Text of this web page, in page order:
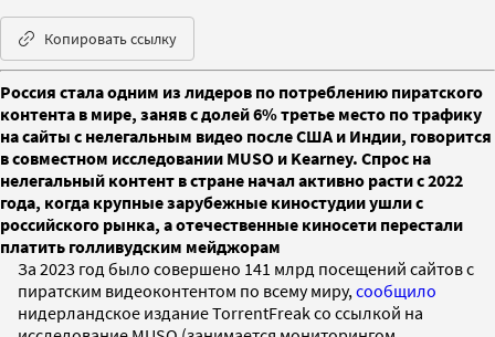
Копировать ссылку
Россия стала одним из лидеров по потреблению пиратского
контента в мире, заняв с долей 6% третье место по трафику
на сайты с нелегальным видео после США и Индии, говорится
в совместном исследовании MUSO и Kearney. Спрос на
нелегальный контент в стране начал активно расти с 2022
года, когда крупные зарубежные киностудии ушли с
российского рынка, а отечественные киносети перестали
платить голливудским мейджорам
За 2023 год было совершено 141 млрд посещений сайтов с
пиратским видеоконтентом по всему миру, сообщило
нидерландское издание TorrentFreak со ссылкой на